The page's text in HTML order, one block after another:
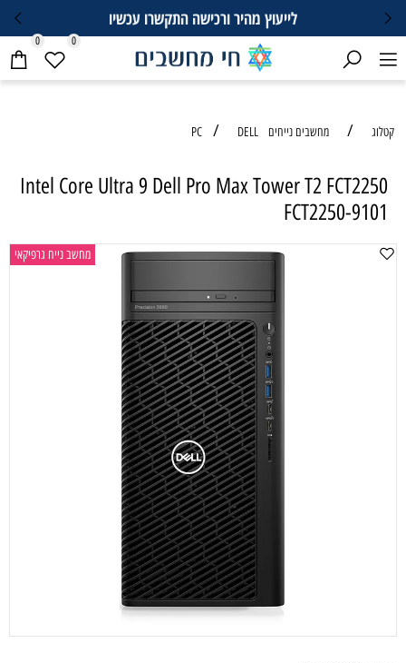
לייעוץ מהיר ורכישה התקשרו עכשיו
מחשבים נייחים PC DELL
Intel Core Ultra 9 Dell Pro Max Tower T2 FCT2250
FCT2250-9101
מחשב נייח גרפיקאי